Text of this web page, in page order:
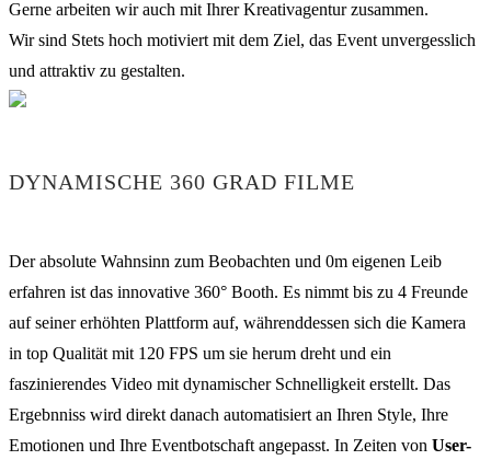
Gerne arbeiten wir auch mit Ihrer Kreativagentur zusammen.
Wir sind Stets hoch motiviert mit dem Ziel, das Event unvergesslich
und attraktiv zu gestalten.
DYNAMISCHE 360 GRAD FILME
Der absolute Wahnsinn zum Beobachten und 0m eigenen Leib
erfahren ist das innovative 360° Booth. Es nimmt bis zu 4 Freunde
auf seiner erhöhten Plattform auf, währenddessen sich die Kamera
in top Qualität mit 120 FPS um sie herum dreht und ein
faszinierendes Video mit dynamischer Schnelligkeit erstellt. Das
Ergebnniss wird direkt danach automatisiert an Ihren Style, Ihre
Emotionen und Ihre Eventbotschaft angepasst. In Zeiten von User-